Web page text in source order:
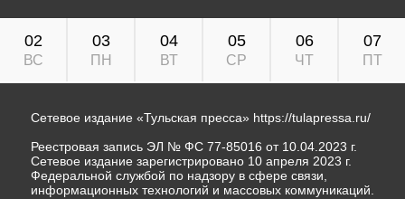
02
ВС
03
ПН
04
ВТ
05
СР
06
ЧТ
07
ПТ
Сетевое издание «Тульская пресса» https://tulapressa.ru/
Реестровая запись ЭЛ № ФС 77-85016 от 10.04.2023 г.
Сетевое издание зарегистрировано 10 апреля 2023 г.
Федеральной службой по надзору в сфере связи,
информационных технологий и массовых коммуникаций.